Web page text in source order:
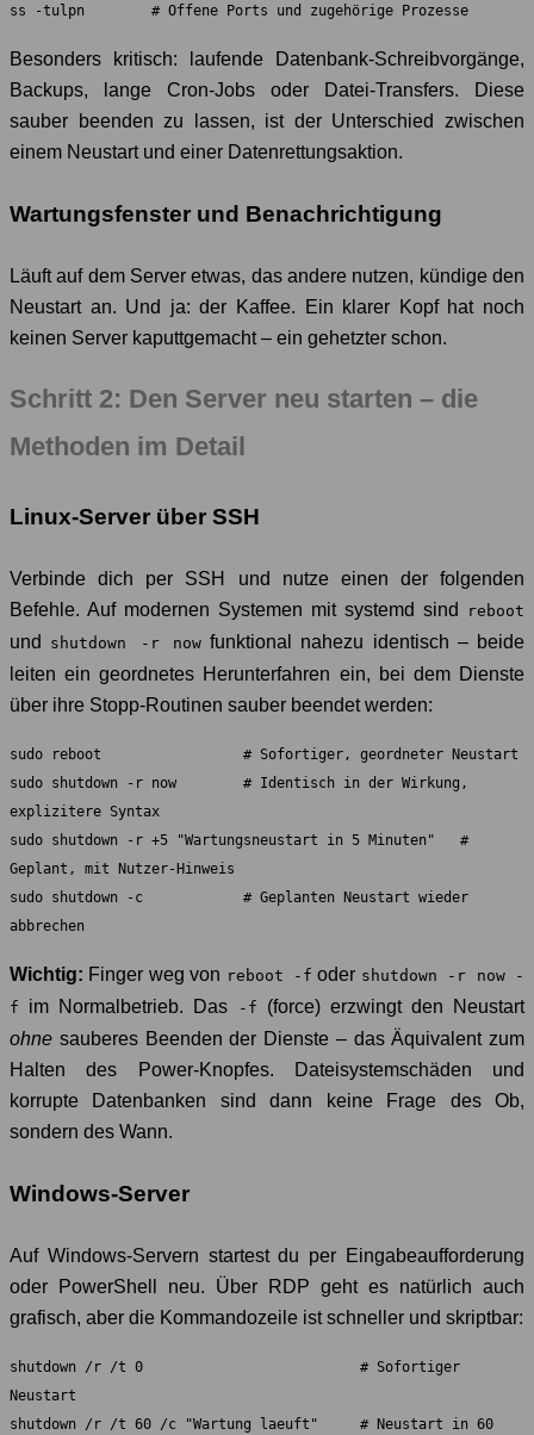
ss -tulpn        # Offene Ports und zugehörige Prozesse
Besonders kritisch: laufende Datenbank-Schreibvorgänge,
Backups, lange Cron-Jobs oder Datei-Transfers. Diese
sauber beenden zu lassen, ist der Unterschied zwischen
einem Neustart und einer Datenrettungsaktion.
Wartungsfenster und Benachrichtigung
Läuft auf dem Server etwas, das andere nutzen, kündige den
Neustart an. Und ja: der Kaffee. Ein klarer Kopf hat noch
keinen Server kaputtgemacht – ein gehetzter schon.
Schritt 2: Den Server neu starten – die
Methoden im Detail
Linux-Server über SSH
Verbinde dich per SSH und nutze einen der folgenden
Befehle. Auf modernen Systemen mit systemd sind
reboot
und shutdown -r nowfunktional nahezu identisch – beide
leiten ein geordnetes Herunterfahren ein, bei dem Dienste
über ihre Stopp-Routinen sauber beendet werden:
sudo reboot                 # Sofortiger, geordneter Neustart
sudo shutdown -r now        # Identisch in der Wirkung,
explizitere Syntax
sudo shutdown -r +5 "Wartungsneustart in 5 Minuten"   #
Geplant, mit Nutzer-Hinweis
sudo shutdown -c            # Geplanten Neustart wieder
abbrechen
Wichtig: Finger weg von reboot -f oder shutdown -r now -
f
im Normalbetrieb. Das -f (force) erzwingt den Neustart
ohne sauberes Beenden der Dienste – das Äquivalent zum
Halten des Power-Knopfes. Dateisystemschäden und
korrupte Datenbanken sind dann keine Frage des Ob,
sondern des Wann.
Windows-Server
Auf Windows-Servern startest du per Eingabeaufforderung
oder PowerShell neu. Über RDP geht es natürlich auch
grafisch, aber die Kommandozeile ist schneller und skriptbar:
shutdown /r /t 0                          # Sofortiger
Neustart
shutdown /r /t 60 /c "Wartung laeuft"     # Neustart in 60